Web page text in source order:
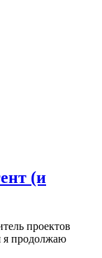
(и
проектов
я продолжаю